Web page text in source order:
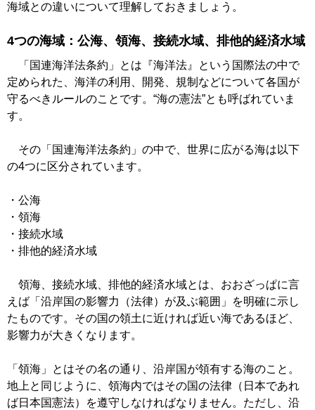
海域との違いについて理解しておきましょう。
4つの海域：公海、領海、接続水域、排他的経済水域
「国連海洋法条約」とは『海洋法』という国際法の中で
定められた、海洋の利用、開発、規制などについて各国が
守るべきルールのことです。“海の憲法”とも呼ばれていま
す。
その「国連海洋法条約」の中で、世界に広がる海は以下
の4つに区分されています。
・公海
・領海
・接続水域
・排他的経済水域
領海、接続水域、排他的経済水域とは、おおざっぱに言
えば「沿岸国の影響力（法律）が及ぶ範囲」を明確に示し
たものです。その国の領土に近ければ近い海であるほど、
影響力が大きくなります。
「領海」とはその名の通り、沿岸国が領有する海のこと。
地上と同じように、領海内ではその国の法律（日本であれ
ば日本国憲法）を遵守しなければなりません。ただし、沿